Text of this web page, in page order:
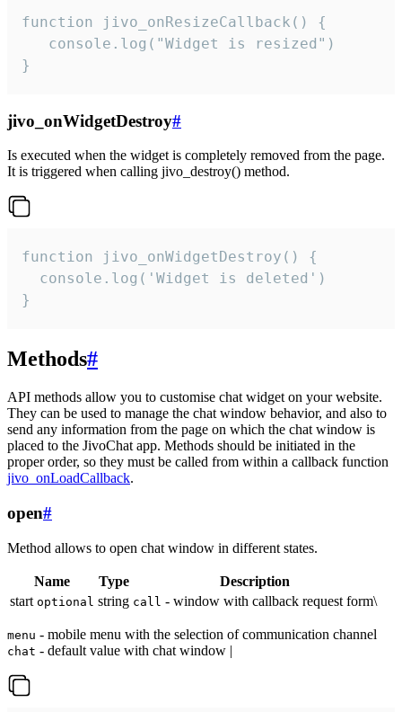
function jivo_onResizeCallback() {
   console.log("Widget is resized")
}
jivo_onWidgetDestroy#
Is executed when the widget is completely removed from the page.
It is triggered when calling jivo_destroy() method.
function jivo_onWidgetDestroy() {
  console.log('Widget is deleted')
}
Methods#
API methods allow you to customise chat widget on your website.
They can be used to manage the chat window behavior, and also to
send any information from the page on which the chat window is
placed to the JivoChat app. Methods should be initiated in the
proper order, so they must be called from within a callback function
jivo_onLoadCallback.
open#
Method allows to open chat window in different states.
Name Type
Description
start optional string call - window with callback request form\
menu - mobile menu with the selection of communication channel
chat - default value with chat window |